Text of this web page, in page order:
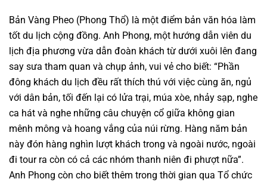
Bản Vàng Pheo (Phong Thổ) là một điểm bản văn hóa làm
tốt du lịch cộng đồng. Anh Phong, một hướng dẫn viên du
lịch địa phương vừa dẫn đoàn khách từ dưới xuôi lên đang
say sưa tham quan và chụp ảnh, vui vẻ cho biết: “Phần
đông khách du lịch đều rất thích thú với việc cùng ăn, ngủ
với dân bản, tối đến lại có lửa trại, múa xòe, nhảy sạp, nghe
ca hát và nghe những câu chuyện cổ giữa không gian
mênh mông và hoang vắng của núi rừng. Hàng năm bản
này đón hàng nghìn lượt khách trong và ngoài nước, ngoài
đi tour ra còn có cả các nhóm thanh niên đi phượt nữa”.
Anh Phong còn cho biết thêm trong thời gian qua Tổ chức